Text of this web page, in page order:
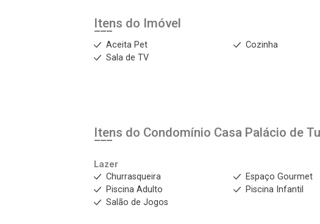
Itens do Imóvel
Aceita Pet Cozinha
Sala de TV
Itens do Condomínio Casa Palácio de
Lazer
Churrasqueira
Espaço Gourmet
Piscina Adulto
Piscina Infantil
Salão de Jogos